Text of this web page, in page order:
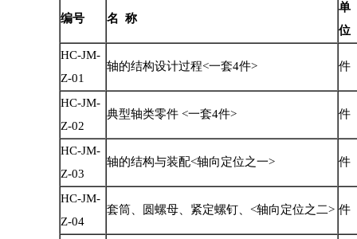
编号 名 称
单
位
HC-JM-
Z-01
轴的结构设计过程<一套4件> 件
HC-JM-
Z-02
典型轴类零件 <一套4件> 件
HC-JM-
Z-03
轴的结构与装配<轴向定位之一> 件
HC-JM-
Z-04
套筒、圆螺母、紧定螺钉、<轴向定位之二> 件